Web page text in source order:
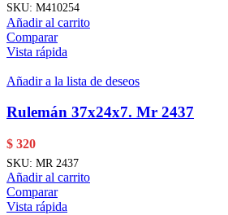
SKU: M410254
Añadir al carrito
Comparar
Vista rápida
Añadir a la lista de deseos
Rulemán 37x24x7. Mr 2437
$ 320
SKU: MR 2437
Añadir al carrito
Comparar
Vista rápida